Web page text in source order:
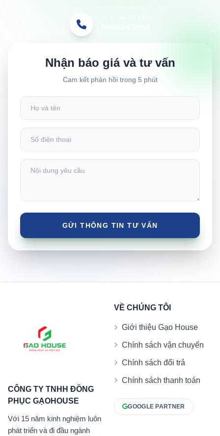
Nhận báo giá và tư vấn
Cam kết phản hồi trong 5 phút
CÔNG TY TNHH ĐỒNG
PHỤC GẠOHOUSE
Với 15 năm kinh nghiệm luôn
phát triển và đi đầu ngành
VỀ CHÚNG TÔI
Giới thiệu Gạo House
Chính sách vận chuyển
Chính sách đổi trả
Chính sách thanh toán
GOOGLE PARTNER